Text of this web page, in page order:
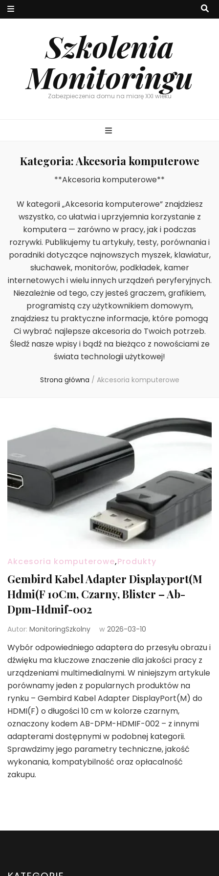
Szkolenia
Monitoringu
Zabezpieczenia domu na miarę XXI wieku
Kategoria:Akcesoria komputerowe
**Akcesoria komputerowe**
W kategorii „Akcesoria komputerowe” znajdziesz
wszystko, co ułatwia i uprzyjemnia korzystanie z
komputera — zarówno w pracy, jak i podczas
rozrywki. Publikujemy tu artykuły, testy, porównania i
poradniki dotyczące najnowszych myszek, klawiatur,
słuchawek, monitorów, podkładek, kamer
internetowych i wielu innych urządzeń peryferyjnych.
Niezależnie od tego, czy jesteś graczem, grafikiem,
programistą czy użytkownikiem domowym,
znajdziesz tu praktyczne informacje, które pomogą
Ci wybrać najlepsze akcesoria do Twoich potrzeb.
Śledź nasze wpisy i bądź na bieżąco z nowościami ze
świata technologii użytkowej!
Strona główna / Akcesoria komputerowe
Akcesoria komputerowe,Produkty
Gembird Kabel Adapter Displayport(M
Hdmi(F 10Cm, Czarny, Blister – Ab-
Dpm-Hdmif-002
Autor: MonitoringSzkolny w 2026-03-10
Wybór odpowiedniego adaptera do przesyłu obrazu i
dźwięku ma kluczowe znaczenie dla jakości pracy z
urządzeniami multimedialnymi. W niniejszym artykule
porównamy jeden z popularnych produktów na
rynku – Gembird Kabel Adapter DisplayPort(M) do
HDMI(F) o długości 10 cm w kolorze czarnym,
oznaczony kodem AB-DPM-HDMIF-002 – z innymi
adapterami dostępnymi w podobnej kategorii.
Sprawdzimy jego parametry techniczne, jakość
wykonania, kompatybilność oraz opłacalność
zakupu.